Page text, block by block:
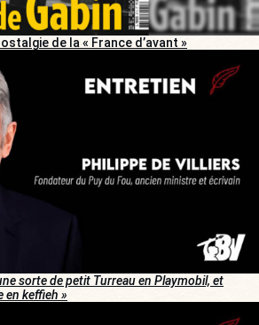
de la « France d’avant »
sorte de petit Turreau en Playmobil, et
en keffieh »